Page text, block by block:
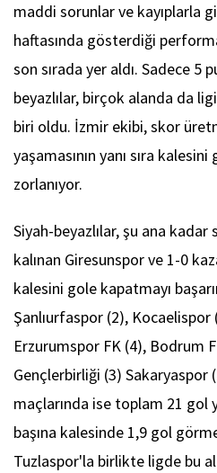
maddi sorunlar ve kayıplarla
haftasında gösterdiği
son sırada yer aldı. Sadece 5
beyazlılar, birçok alanda da
biri oldu. İzmir ekibi, skor
yaşamasının yanı sıra
zorlanıyor.
Siyah-beyazlılar, şu ana
kalınan Giresunspor ve 1-0
kalesini gole kapatmayı
Şanlıurfaspor (2), Kocaelispor
Erzurumspor FK (4), Bodrum
Gençlerbirliği (3) Sakaryaspor
maçlarında ise toplam 21 gol
başına kalesinde 1,9 gol
Tuzlaspor'la birlikte ligde bu